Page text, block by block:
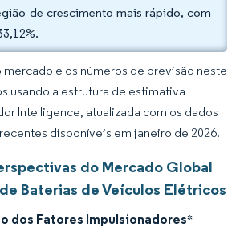
de crescimento mais rápido, com
mercado e os números de previsão neste
usando a estrutura de estimativa
Intelligence, atualizada com os dados
disponíveis em janeiro de 2026.
do Mercado Global
Baterias de Veículos Elétricos
dos Fatores Impulsionadores*